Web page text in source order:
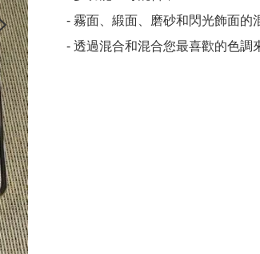
- 霧面、緞面、磨砂和閃光飾面的
- 透過混合和混合您最喜歡的色調